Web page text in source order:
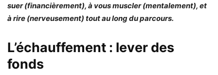
suer (financièrement), à vous muscler (mentalement), et
à rire (nerveusement) tout au long du parcours.
L’échauffement : lever des
fonds